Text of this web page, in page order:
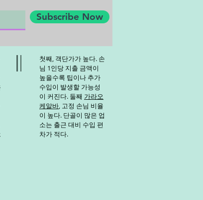
Subscribe Now
첫째, 객단가가 높다. 손
님 1인당 지출 금액이
높을수록 팁이나 추가
수입이 발생할 가능성
이 커진다. 둘째 가라오
케알바 , 고정 손님 비율
이 높다. 단골이 많은 업
소는 출근 대비 수입 편
차가 적다.